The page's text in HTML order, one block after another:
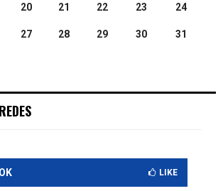
20 21 22 23 24
27 28 29 30
31
LIKE